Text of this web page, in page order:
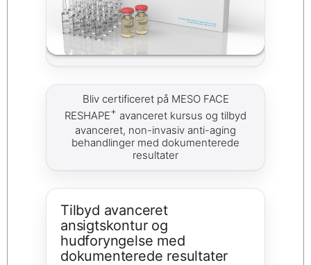
Bliv certificeret på MESO FACE
RESHAPE+ avanceret kursus og tilbyd
avanceret, non-invasiv anti-aging
behandlinger med dokumenterede
resultater
Tilbyd avanceret
ansigtskontur og
hudforyngelse med
dokumenterede resultater